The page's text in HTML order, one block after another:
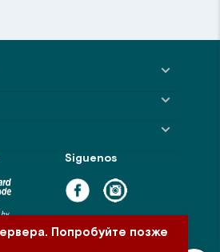
Siguenos
Попробуйте позже